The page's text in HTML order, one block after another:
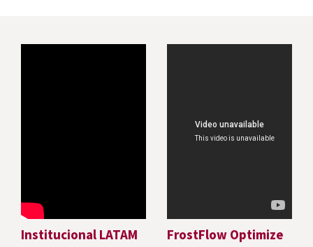
Institucional LATAM FrostFlow Optimize